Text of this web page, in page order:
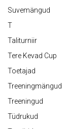
Suvemängud
T
Taliturniir
Tere Kevad Cup
Toetajad
Treeningmängud
Treeningud
Tüdrukud